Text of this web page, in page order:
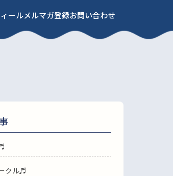
ールメルマガ登録お問い合わせ
クル♬